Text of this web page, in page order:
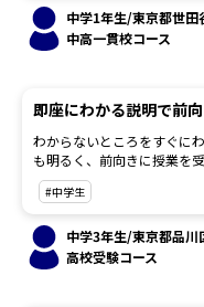
中学1年生/東京都世田
中高一貫校コース
即座にわかる説明で前
わからないところをすぐに
も明るく、前向きに授業を
#中学生
中学3年生/東京都品川
高校受験コース